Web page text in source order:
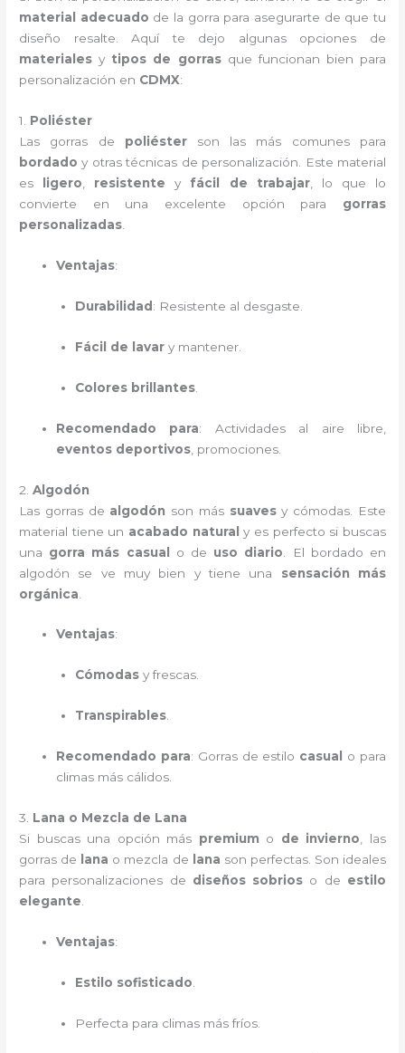
material adecuado de la gorra para asegurarte de que tu
diseño resalte. Aquí te dejo algunas opciones de
materiales y tipos de gorrasque funcionan bien para
personalización en CDMX:
1. Poliéster
Las gorras de poliésterson las más comunes para
bordado y otras técnicas de personalización. Este material
es
ligero, resistente y fácil de trabajar, lo que lo
convierte en una excelente opción para gorras
personalizadas.
Ventajas:
Durabilidad : Resistente al desgaste.
Fácil de lavary mantener.
Colores brillantes.
Recomendado para: Actividades al aire libre,
eventos deportivos , promociones.
2.Algodón
Las gorras de algodón son más suavesy cómodas. Este
material tiene un acabado natural y es perfecto si buscas
una gorra más casual o de uso diario . El bordado en
algodón se ve muy bien y tiene una sensación más
orgánica
Ventajas:
Cómodasy frescas.
Transpirables.
Recomendado para: Gorras de estilo casual
o para
climas más cálidos.
3. Lana o Mezcla de Lana
Si buscas una opción más premium o de invierno , las
gorras de
lana o mezcla de lana son perfectas. Son ideales
para personalizaciones de diseños sobrios o de estilo
elegante
Ventajas:
Estilo sofisticado
Perfecta para climas más fríos.